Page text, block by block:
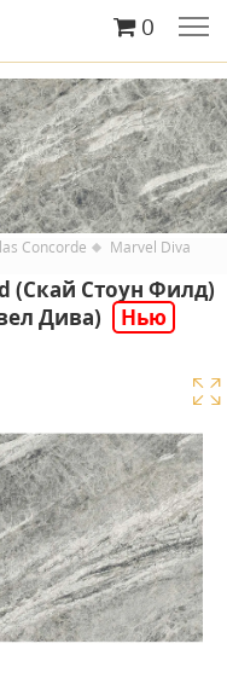
0
Concorde
Marvel Diva
(Скай Стоун Филд)
Дива)
Нью